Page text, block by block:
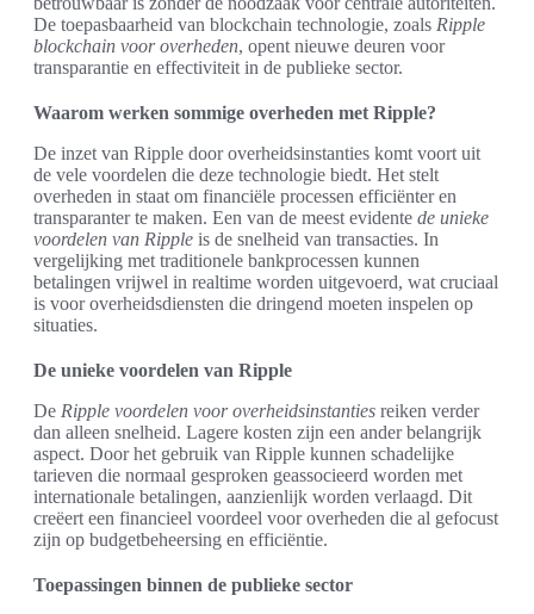
De toepasbaarheid van blockchain technologie, zoals Ripple
blockchain voor overheden, opent nieuwe deuren voor
transparantie en effectiviteit in de publieke sector.
Waarom werken sommige overheden met Ripple?
De inzet van Ripple door overheidsinstanties komt voort uit
de vele voordelen die deze technologie biedt. Het stelt
overheden in staat om financiële processen efficiënter en
transparanter te maken. Een van de meest evidente de unieke
voordelen van Ripple is de snelheid van transacties. In
vergelijking met traditionele bankprocessen kunnen
betalingen vrijwel in realtime worden uitgevoerd, wat cruciaal
is voor overheidsdiensten die dringend moeten inspelen op
situaties.
De unieke voordelen van Ripple
De Ripple voordelen voor overheidsinstanties reiken verder
dan alleen snelheid. Lagere kosten zijn een ander belangrijk
aspect. Door het gebruik van Ripple kunnen schadelijke
tarieven die normaal gesproken geassocieerd worden met
internationale betalingen, aanzienlijk worden verlaagd. Dit
creëert een financieel voordeel voor overheden die al gefocust
zijn op budgetbeheersing en efficiëntie.
Toepassingen binnen de publieke sector